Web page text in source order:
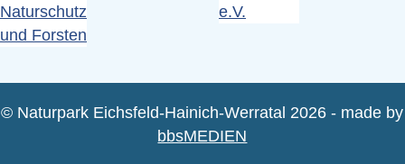
© Naturpark Eichsfeld-Hainich-Werratal 2026 - made by
bbsMEDIEN